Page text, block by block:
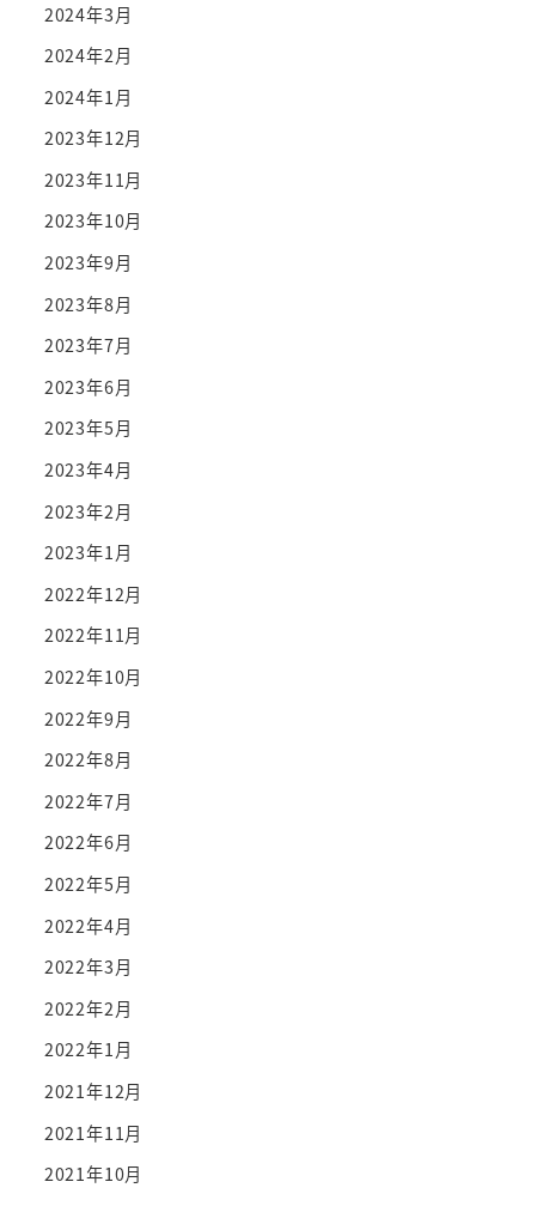
2024年3月
2024年2月
2024年1月
2023年12月
2023年11月
2023年10月
2023年9月
2023年8月
2023年7月
2023年6月
2023年5月
2023年4月
2023年2月
2023年1月
2022年12月
2022年11月
2022年10月
2022年9月
2022年8月
2022年7月
2022年6月
2022年5月
2022年4月
2022年3月
2022年2月
2022年1月
2021年12月
2021年11月
2021年10月